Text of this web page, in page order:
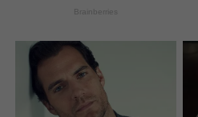
Brainberries